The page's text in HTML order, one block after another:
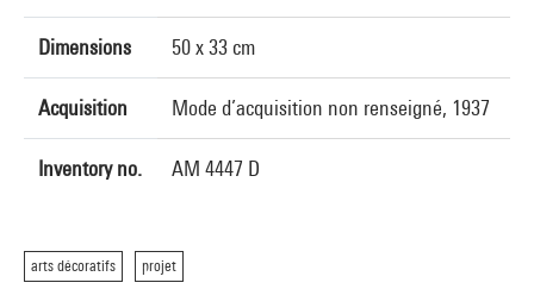
Dimensions 50 x 33 cm
Acquisition Mode d’acquisition non renseigné, 1937
Inventory no. AM 4447 D
arts décoratifs projet